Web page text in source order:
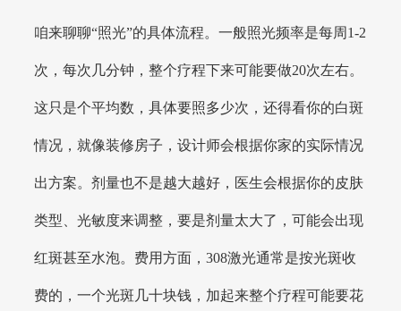
咱来聊聊“照光”的具体流程。一般照光频率是每周1-2
次，每次几分钟，整个疗程下来可能要做20次左右。
这只是个平均数，具体要照多少次，还得看你的白斑
情况，就像装修房子，设计师会根据你家的实际情况
出方案。剂量也不是越大越好，医生会根据你的皮肤
类型、光敏度来调整，要是剂量太大了，可能会出现
红斑甚至水泡。费用方面，308激光通常是按光斑收
费的，一个光斑几十块钱，加起来整个疗程可能要花